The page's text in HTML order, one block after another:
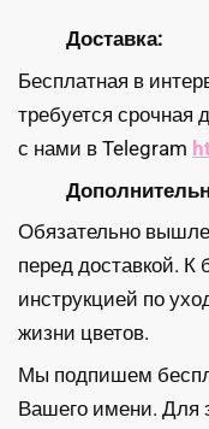
Доставка:
Бесплатная в
требуется срочная
с нами в Telegram
Обязательно
перед доставкой. К
инструкцией по
жизни цветов.
Мы подпишем
Вашего имени. Для